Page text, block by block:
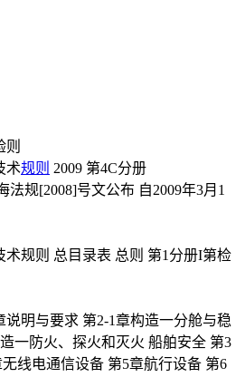
则
术规则 2009 第4C分册
法规[2008]号文公布 自2009年3月1
术规则 总目录表 总则 第1分册I第检
明与要求 第2-1章构造一分舱与稳
一防火、探火和灭火 船舶安全 第3
线电通信设备 第5章航行设备 第6